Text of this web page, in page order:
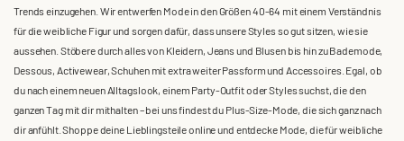
Trends einzugehen. Wir entwerfen Mode in den Größen 40-64 mit einem Verständnis
für die weibliche Figur und sorgen dafür, dass unsere Styles so gut sitzen, wie sie
aussehen. Stöbere durch alles von Kleidern, Jeans und Blusen bis hin zu Bademode,
Dessous, Activewear, Schuhen mit extra weiter Passform und Accessoires. Egal, ob
du nach einem neuen Alltagslook, einem Party-Outfit oder Styles suchst, die den
ganzen Tag mit dir mithalten – bei uns findest du Plus-Size-Mode, die sich ganz nach
dir anfühlt. Shoppe deine Lieblingsteile online und entdecke Mode, die für weibliche